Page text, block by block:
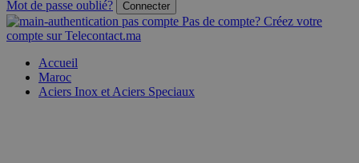
Mot de passe oublié?
Connecter
Pas de compte? Créez votre
compte sur Telecontact.ma
Accueil
Maroc
Aciers Inox et Aciers Speciaux